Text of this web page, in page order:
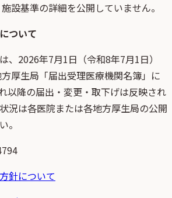
設基準の詳細を公開していません。
ついて
、 2026年7月1日 （令和8年7月1日）
厚生局「届出受理医療機関名簿」 に
以降の届出・変更・取下げは反映され
況は各医院または各地方厚生局の公開
。
針について